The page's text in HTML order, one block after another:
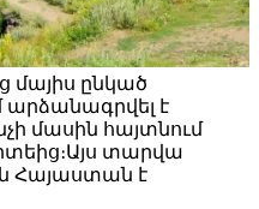
մայիս ընկած
է
մասին հայտնում
տարվա
Հայաստան է